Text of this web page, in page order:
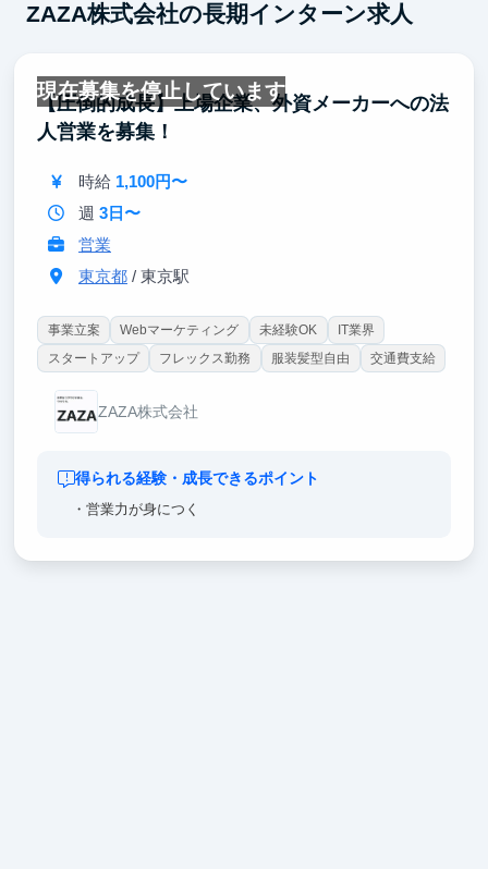
ZAZA株式会社の長期インターン求人
現在募集を停止しています
【圧倒的成長】上場企業、外資メーカーへの法
人営業を募集！
時給 1,100円〜
週 3日〜
営業
東京都/ 東京駅
事業立案 Webマーケティング 未経験OK
IT業界
スタートアップ
フレックス勤務 服装髪型自由 交通費支給
ZAZA株式会社
得られる経験・成長できるポイント
・営業力が身につく